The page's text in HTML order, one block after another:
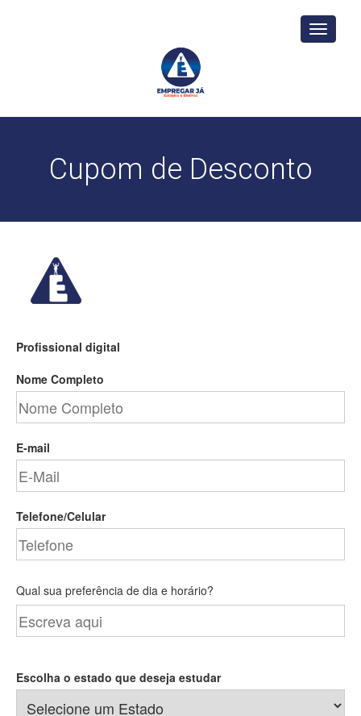
Toggle
Cupom de Desconto
Profissional digital
Nome Completo
E-mail
Telefone/Celular
Qual sua preferência de dia e horário?
Escolha o estado que deseja estudar